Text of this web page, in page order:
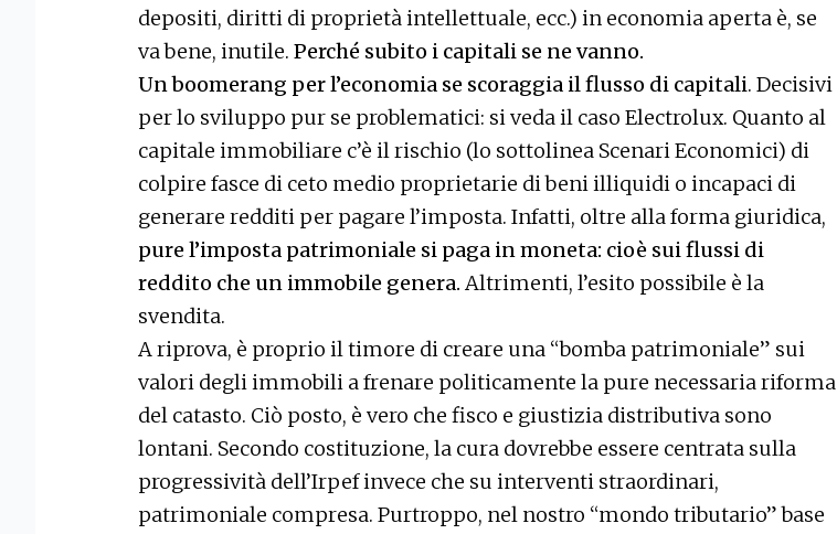
depositi, diritti di proprietà intellettuale, ecc.) in economia aperta è, se
va bene, inutile. Perché subito i capitali se ne vanno.
Un boomerang per l’economia se scoraggia il flusso di capitali. Decisivi
per lo sviluppo pur se problematici: si veda il caso Electrolux. Quanto al
capitale immobiliare c’è il rischio (lo sottolinea Scenari Economici) di
colpire fasce di ceto medio proprietarie di beni illiquidi o incapaci di
generare redditi per pagare l’imposta. Infatti, oltre alla forma giuridica,
pure l’imposta patrimoniale si paga in moneta: cioè sui flussi di
reddito che un immobile genera. Altrimenti, l’esito possibile è la
svendita.
A riprova, è proprio il timore di creare una “bomba patrimoniale” sui
valori degli immobili a frenare politicamente la pure necessaria riforma
del catasto. Ciò posto, è vero che fisco e giustizia distributiva sono
lontani. Secondo costituzione, la cura dovrebbe essere centrata sulla
progressività dell’Irpef invece che su interventi straordinari,
patrimoniale compresa. Purtroppo, nel nostro “mondo tributario” base